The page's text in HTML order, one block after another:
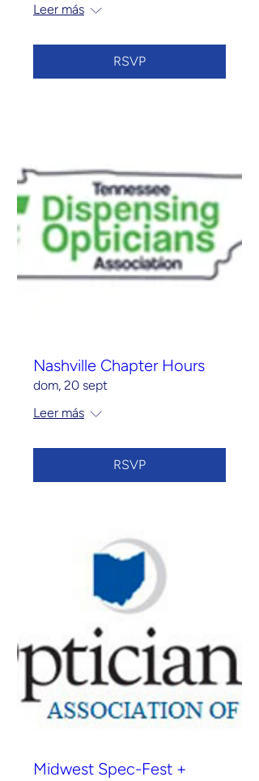
Leer más
RSVP
Nashville Chapter Hours
dom, 20 sept
Leer más
RSVP
Midwest Spec-Fest +